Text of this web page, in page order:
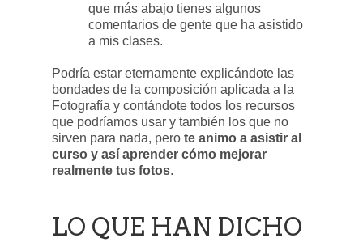
que más abajo tienes algunos
comentarios de gente que ha asistido
a mis clases.
Podría estar eternamente explicándote las
bondades de la composición aplicada a la
Fotografía y contándote todos los recursos
que podríamos usar y también los que no
sirven para nada, pero te animo a asistir al
curso y así aprender cómo mejorar
realmente tus fotos.
LO QUE HAN DICHO